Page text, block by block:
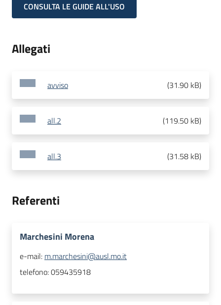
CONSULTA LE GUIDE ALL'USO
Allegati
avviso (31.90 kB)
all.2 (119.50 kB)
all.3 (31.58 kB)
Referenti
Marchesini Morena
e-mail: m.marchesini@ausl.mo.it
telefono:059435918